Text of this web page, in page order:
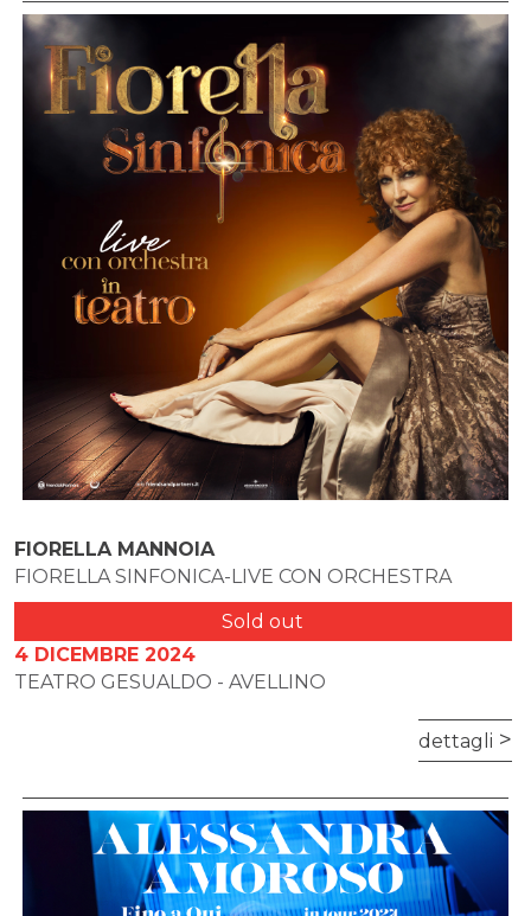
FIORELLA MANNOIA
FIORELLA SINFONICA-LIVE CON ORCHESTRA
Sold out
4 DICEMBRE 2024
TEATRO GESUALDO - AVELLINO
dettagli